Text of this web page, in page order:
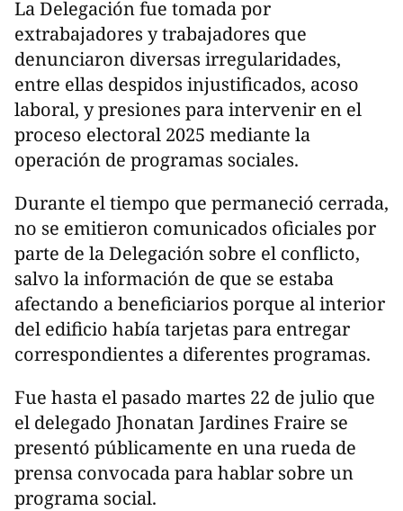
La Delegación fue tomada por
extrabajadores y trabajadores que
denunciaron diversas irregularidades,
entre ellas despidos injustificados, acoso
laboral, y presiones para intervenir en el
proceso electoral 2025 mediante la
operación de programas sociales.
Durante el tiempo que permaneció cerrada,
no se emitieron comunicados oficiales por
parte de la Delegación sobre el conflicto,
salvo la información de que se estaba
afectando a beneficiarios porque al interior
del edificio había tarjetas para entregar
correspondientes a diferentes programas.
Fue hasta el pasado martes 22 de julio que
el delegado Jhonatan Jardines Fraire se
presentó públicamente en una rueda de
prensa convocada para hablar sobre un
programa social.